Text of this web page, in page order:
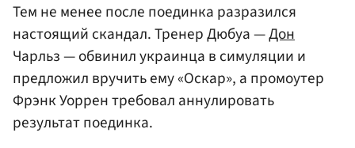
Тем не менее после поединка разразился
настоящий скандал. Тренер Дюбуа —Дон
Чарльз — обвинил украинца в симуляции и
предложил вручить ему «Оскар», а промоутер
Фрэнк Уоррен требовал аннулировать
результат поединка.